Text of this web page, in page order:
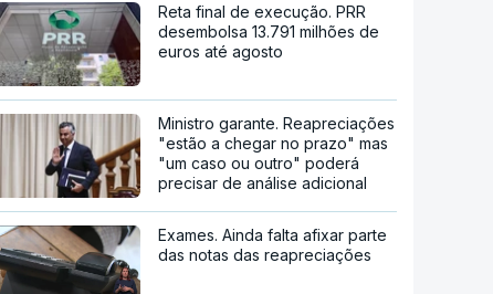
Reta final de execução. PRR
desembolsa 13.791 milhões de
euros até agosto
Ministro garante. Reapreciações
"estão a chegar no prazo" mas
"um caso ou outro" poderá
precisar de análise adicional
Exames. Ainda falta afixar parte
das notas das reapreciações